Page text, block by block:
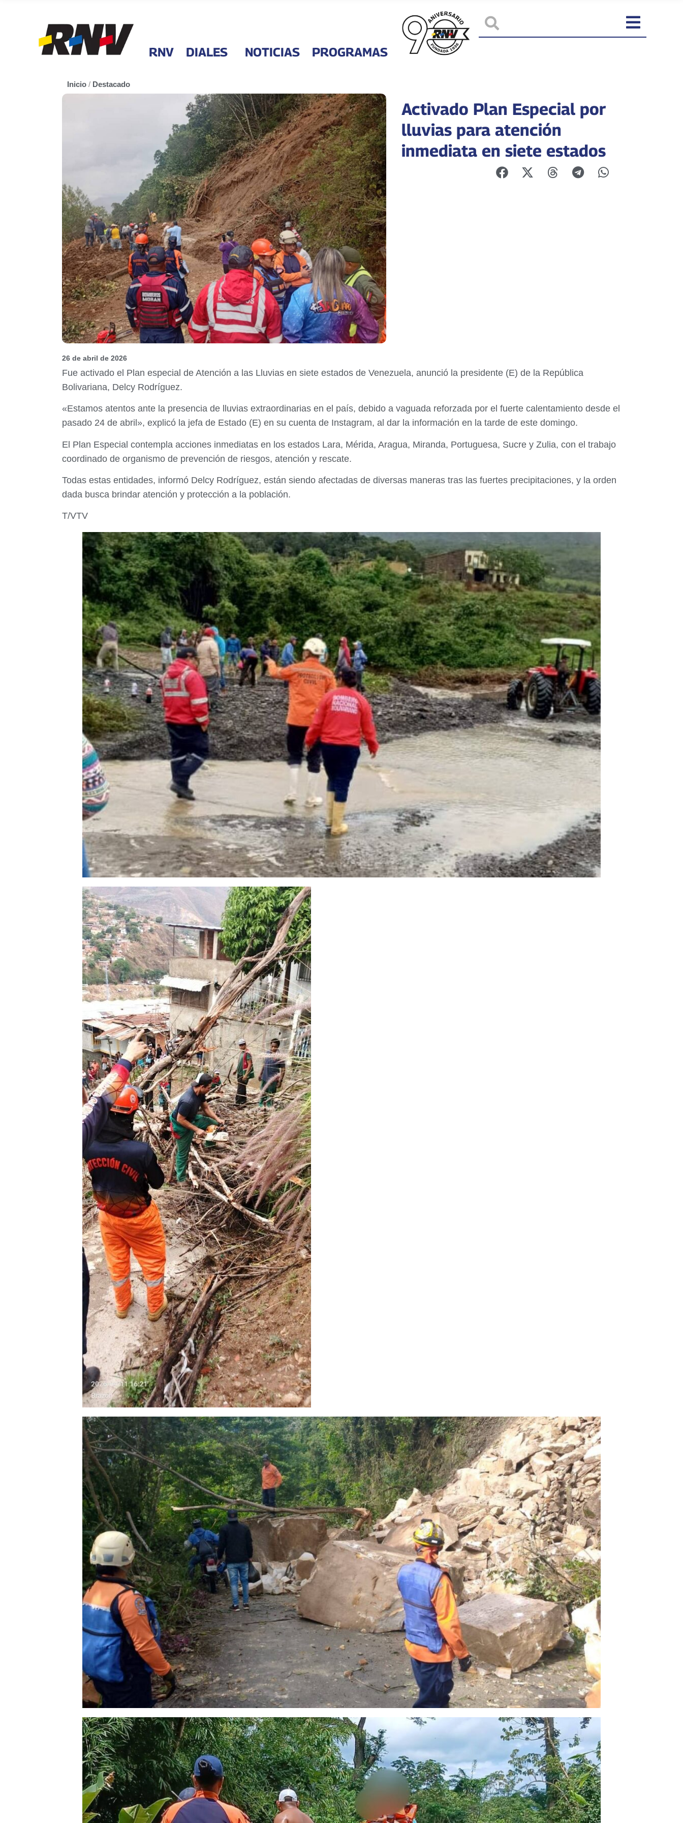
RNV DIALES NOTICIAS PROGRAMAS
Inicio / Destacado
Activado Plan Especial por
lluvias para atención
inmediata en siete estados
26 de abril de 2026
Fue activado el Plan especial de Atención a las Lluvias en siete estados de Venezuela, anunció la presidente (E) de la República
Bolivariana, Delcy Rodríguez.
«Estamos atentos ante la presencia de lluvias extraordinarias en el país, debido a vaguada reforzada por el fuerte calentamiento desde el
pasado 24 de abril», explicó la jefa de Estado (E) en su cuenta de Instagram, al dar la información en la tarde de este domingo.
El Plan Especial contempla acciones inmediatas en los estados Lara, Mérida, Aragua, Miranda, Portuguesa, Sucre y Zulia, con el trabajo
coordinado de organismo de prevención de riesgos, atención y rescate.
Todas estas entidades, informó Delcy Rodríguez, están siendo afectadas de diversas maneras tras las fuertes precipitaciones, y la orden
dada busca brindar atención y protección a la población.
T/VTV